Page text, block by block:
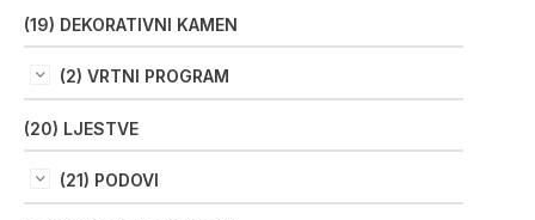
(19) DEKORATIVNI KAMEN
(2) VRTNI PROGRAM
(20) LJESTVE
(21) PODOVI